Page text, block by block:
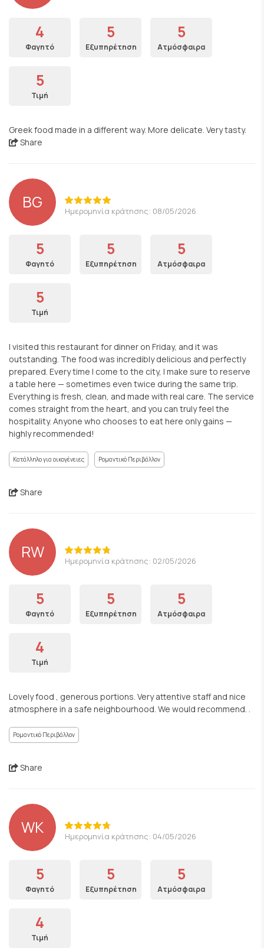
4
Φαγητό
5
Εξυπηρέτηση
5
Ατμόσφαιρα
5
Τιμή
Greek food made in a different way. More delicate. Very tasty.
Share
BG Ημερομηνία κράτησης: 08/05/2026
5
Φαγητό
5
Εξυπηρέτηση
5
Ατμόσφαιρα
5
Τιμή
I visited this restaurant for dinner on Friday, and it was
outstanding. The food was incredibly delicious and perfectly
prepared. Every time I come to the city, I make sure to reserve
a table here — sometimes even twice during the same trip.
Everything is fresh, clean, and made with real care. The service
comes straight from the heart, and you can truly feel the
hospitality. Anyone who chooses to eat here only gains —
highly recommended!
Κατάλληλο για οικογένειες Ρομαντικό Περιβάλλον
Share
RW Ημερομηνία κράτησης: 02/05/2026
5
Φαγητό
5
Εξυπηρέτηση
5
Ατμόσφαιρα
4
Τιμή
Lovely food , generous portions. Very attentive staff and nice
atmosphere in a safe neighbourhood. We would recommend. .
Ρομαντικό Περιβάλλον
Share
WK Ημερομηνία κράτησης: 04/05/2026
5
Φαγητό
5
Εξυπηρέτηση
5
Ατμόσφαιρα
4
Τιμή